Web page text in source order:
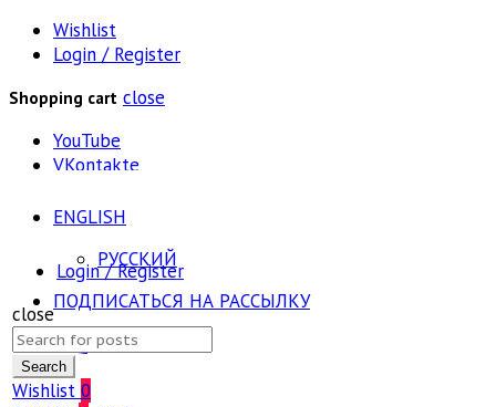
Wishlist
Login / Register
Shopping cart close
YouTube
VKontakte
ENGLISH
РУССКИЙ
ПОДПИСАТЬСЯ НА РАССЫЛКУ
FAQ
Login / Register
close
Search
for:
Search
Wishlist 0